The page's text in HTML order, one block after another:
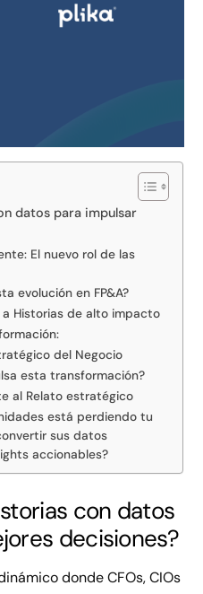
datos para impulsar
El nuevo rol de las
evolución en FP&A?
Historias de alto impacto
del Negocio
esta transformación?
al Relato estratégico
está perdiendo tu
sus datos
accionables?
con datos
decisiones?
donde CFOs, CIOs